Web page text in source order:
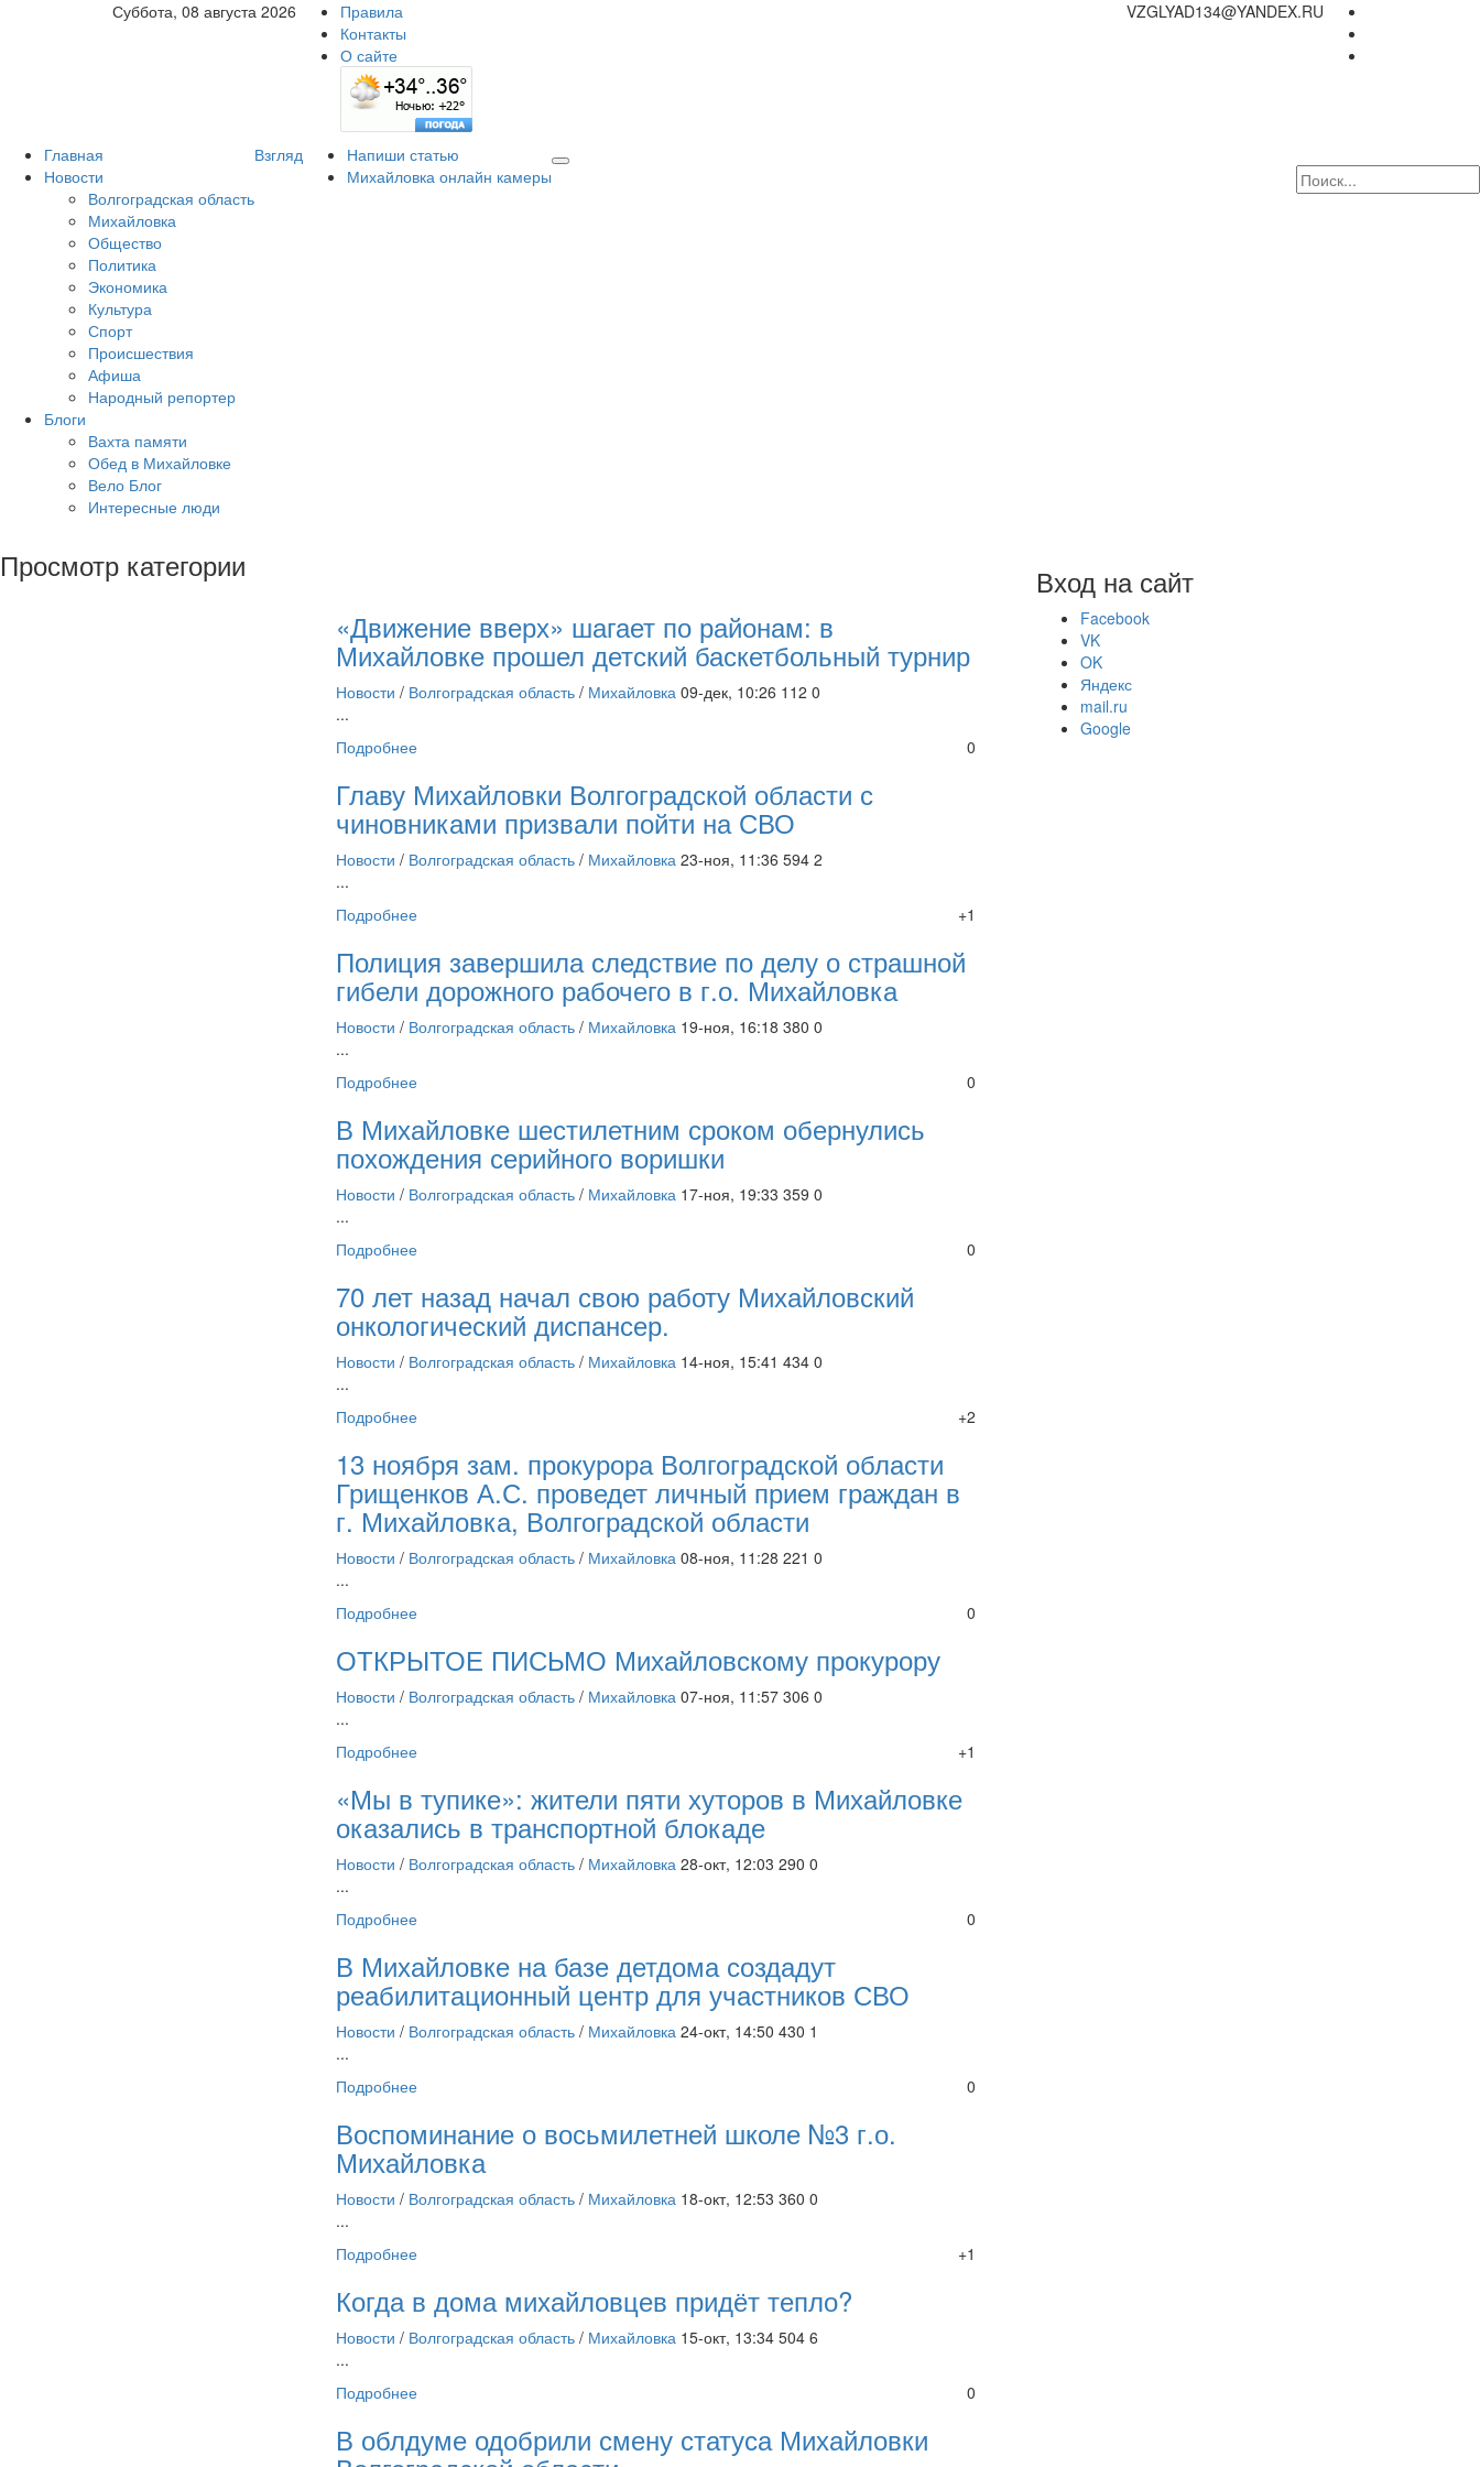
Суббота, 08 августа 2026
Правила
Контакты
О сайте
VZGLYAD134@YANDEX.RU
Главная
Новости
Волгоградская область
Михайловка
Общество
Политика
Экономика
Культура
Спорт
Происшествия
Афиша
Народный репортер
Блоги
Вахта памяти
Обед в Михайловке
Вело Блог
Интересные люди
Взгляд
Напиши статью
Михайловка онлайн камеры
Просмотр категории
«Движение вверх» шагает по районам: в
Михайловке прошел детский баскетбольный турнир
Новости / Волгоградская область / Михайловка 09-дек, 10:26 112 0
...
Подробнее
0
Главу Михайловки Волгоградской области с
чиновниками призвали пойти на СВО
Новости / Волгоградская область / Михайловка 23-ноя, 11:36 594 2
...
Подробнее
+1
Полиция завершила следствие по делу о страшной
гибели дорожного рабочего в г.о. Михайловка
Новости / Волгоградская область / Михайловка 19-ноя, 16:18 380 0
...
Подробнее
0
В Михайловке шестилетним сроком обернулись
похождения серийного воришки
Новости / Волгоградская область / Михайловка 17-ноя, 19:33 359 0
...
Подробнее
0
70 лет назад начал свою работу Михайловский
онкологический диспансер.
Новости / Волгоградская область / Михайловка 14-ноя, 15:41 434 0
...
Подробнее
+2
13 ноября зам. прокурора Волгоградской области
Грищенков А.С. проведет личный прием граждан в
г. Михайловка, Волгоградской области
Новости / Волгоградская область / Михайловка 08-ноя, 11:28 221 0
...
Подробнее
0
ОТКРЫТОЕ ПИСЬМО Михайловскому прокурору
Новости / Волгоградская область / Михайловка 07-ноя, 11:57 306 0
...
Подробнее
+1
«Мы в тупике»: жители пяти хуторов в Михайловке
оказались в транспортной блокаде
Новости / Волгоградская область / Михайловка 28-окт, 12:03 290 0
...
Подробнее
0
В Михайловке на базе детдома создадут
реабилитационный центр для участников СВО
Новости / Волгоградская область / Михайловка 24-окт, 14:50 430 1
...
Подробнее
0
Воспоминание о восьмилетней школе №3 г.о.
Михайловка
Новости / Волгоградская область / Михайловка 18-окт, 12:53 360 0
...
Подробнее
+1
Когда в дома михайловцев придёт тепло?
Новости / Волгоградская область / Михайловка 15-окт, 13:34 504 6
...
Подробнее
0
В облдуме одобрили смену статуса Михайловки
Вход на сайт
Facebook
VK
OK
Яндекс
mail.ru
Google